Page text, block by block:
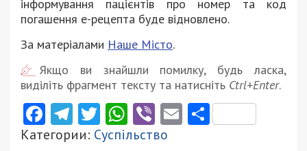
інформування пацієнтів про номер та код
погашення е-рецепта буде відновлено.
За матеріалами Наше Місто.
Якщо ви знайшли помилку, будь ласка,
виділіть фрагмент тексту та натисніть Ctrl+Enter.
Facebook
Telegram
Twitter
WhatsApp
ViberEmail
Категории: Суспільство